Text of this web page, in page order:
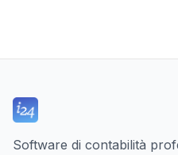
Software di contabilità